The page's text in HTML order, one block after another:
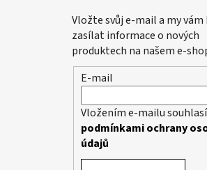
Vložte svůj e-mail a my vám
zasílat informace o nových
produktech na našem e-
E-mail
Vložením e-mailu
podmínkami ochrany
údajů